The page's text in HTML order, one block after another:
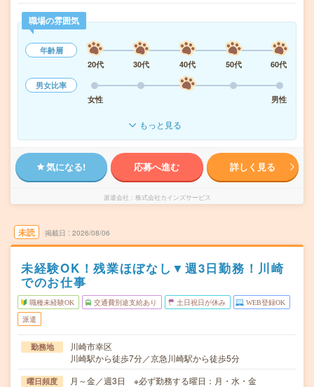
職場の雰囲気
年齢層
20代
30代 40代 50代
60代
男女比率
女性
男性
もっと見る
気になる! 応募へ進む 詳しく見る
派遣会社 株式会社カインズサービス
未読 掲載日 2026/08/06
未経験OK！残業ほぼなし▼週3日勤務！川崎
でのお仕事
職種未経験OK 交通費別途支給あり 土日祝日が休み WEB登録OK
派遣
勤務地
川崎市幸区
川崎駅から徒歩7分／京急川崎駅から徒歩5分
曜日頻度 月～金／週3日 ※必ず勤務する曜日：月・水・金